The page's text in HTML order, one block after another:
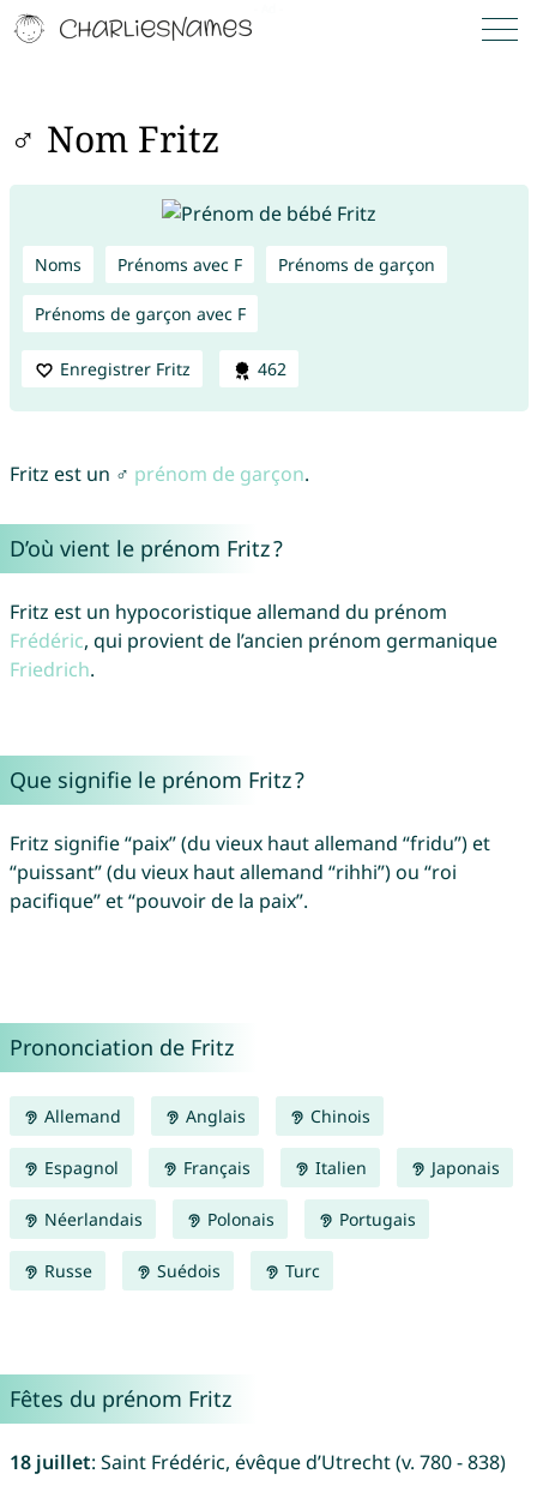
♂ Nom Fritz
Noms Prénoms avec F Prénoms de garçon
Prénoms de garçon avec F
Enregistrer Fritz 462
Fritz est un ♂ prénom de garçon.
D’où vient le prénom Fritz ?
Fritz est un hypocoristique allemand du prénom
Frédéric, qui provient de l’ancien prénom germanique
Friedrich.
Que signifie le prénom Fritz ?
Fritz signifie “paix” (du vieux haut allemand “fridu”) et
“puissant” (du vieux haut allemand “rihhi”) ou “roi
pacifique” et “pouvoir de la paix”.
Prononciation de Fritz
Allemand Anglais Chinois
Espagnol Français Italien Japonais
Néerlandais Polonais Portugais
Russe Suédois Turc
Fêtes du prénom Fritz
18 juillet: Saint Frédéric, évêque d’Utrecht (v. 780 - 838)